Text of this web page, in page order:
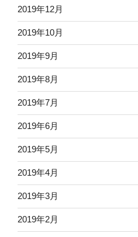
2019年12月
2019年10月
2019年9月
2019年8月
2019年7月
2019年6月
2019年5月
2019年4月
2019年3月
2019年2月